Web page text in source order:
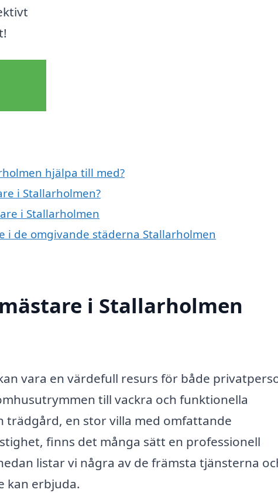
hjälpa till med?
i Stallarholmen?
i Stallarholmen
i de omgivande städerna Stallarholmen
i Stallarholmen
vara en värdefull resurs för både
till vackra och funktionella
trädgård, en stor villa med omfattande
finns det många sätt en professionell
listar vi några av de främsta tjänsterna
kan erbjuda.